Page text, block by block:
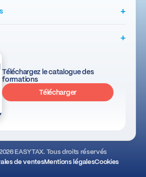
+
+
Téléchargez le catalogue des
formations
Télécharger
EASYTAX. Tous droits réservés
de ventesMentions légalesCookies